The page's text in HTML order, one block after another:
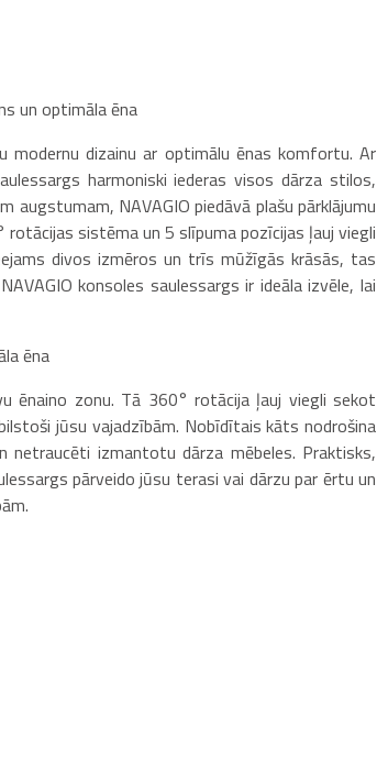
un optimāla ēna
modernu dizainu ar optimālu ēnas komfortu. Ar
harmoniski iederas visos dārza stilos,
NAVAGIO piedāvā plašu pārklājumu
sistēma un 5 slīpuma pozīcijas ļauj viegli
divos izmēros un trīs mūžīgās krāsās, tas
konsoles saulessargs ir ideāla izvēle, lai
ēna
ēnaino zonu. Tā 360° rotācija ļauj viegli sekot
jūsu vajadzībām. Nobīdītais kāts nodrošina
izmantotu dārza mēbeles. Praktisks,
pārveido jūsu terasi vai dārzu par ērtu un